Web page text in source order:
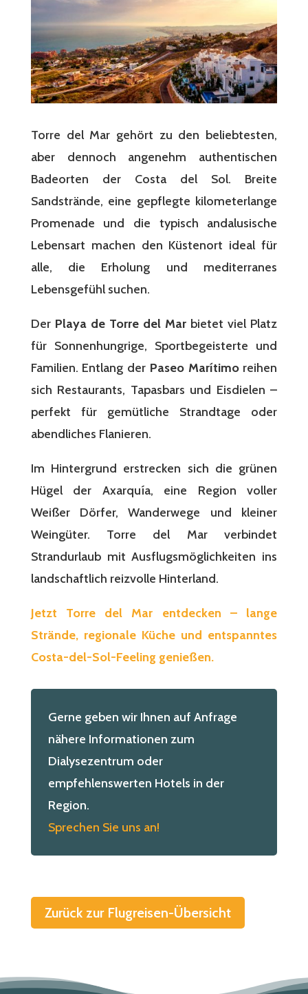
Torre del Mar gehört zu den beliebtesten,
aber dennoch angenehm authentischen
Badeorten der Costa del Sol. Breite
Sandstrände, eine gepflegte kilometerlange
Promenade und die typisch andalusische
Lebensart machen den Küstenort ideal für
alle, die Erholung und mediterranes
Lebensgefühl suchen.
Der Playa de Torre del Mar bietet viel Platz
für Sonnenhungrige, Sportbegeisterte und
Familien. Entlang der Paseo Marítimoreihen
sich Restaurants, Tapasbars und Eisdielen –
perfekt für gemütliche Strandtage oder
abendliches Flanieren.
Im Hintergrund erstrecken sich die grünen
Hügel der Axarquía, eine Region voller
Weißer Dörfer, Wanderwege und kleiner
Weingüter. Torre del Mar verbindet
Strandurlaub mit Ausflugsmöglichkeiten ins
landschaftlich reizvolle Hinterland.
Jetzt Torre del Mar entdecken – lange
Strände, regionale Küche und entspanntes
Costa-del-Sol-Feeling genießen.
Gerne geben wir Ihnen auf Anfrage
nähere Informationen zum
Dialysezentrum oder
empfehlenswerten Hotels in der
Region.
Sprechen Sie uns an!
Zurück zur Flugreisen-Übersicht